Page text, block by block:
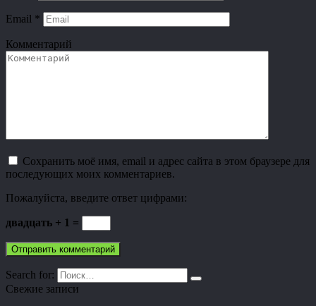
Email *
Комментарий
Сохранить моё имя, email и адрес сайта в этом браузере для
последующих моих комментариев.
Пожалуйста, введите ответ цифрами:
двадцать + 1 =
Search for:
Свежие записи